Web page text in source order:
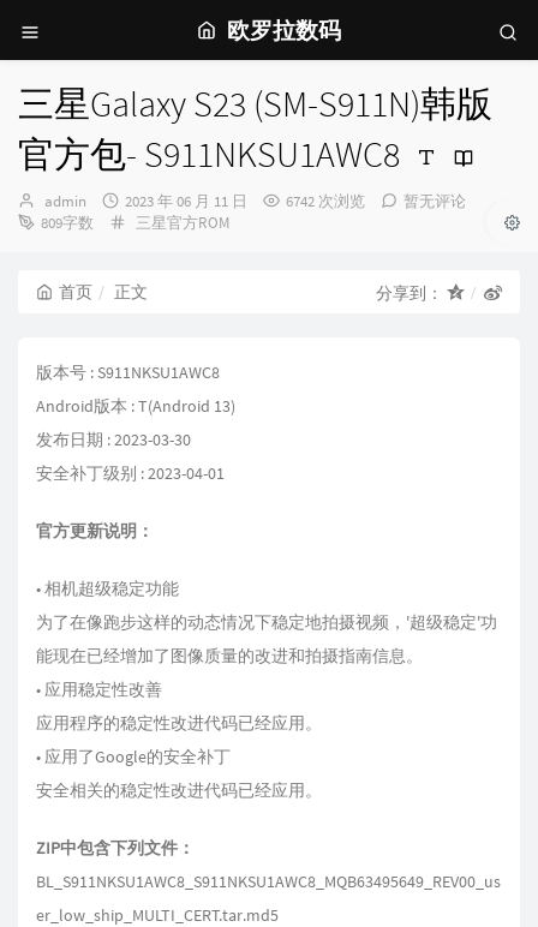
欧罗拉数码
三星Galaxy S23 (SM-S911N)韩版
官方包- S911NKSU1AWC8
博
主：
admin
发
布
2023 年 06 月 11 日 6742 次浏览
暂无评论
809字数
分
三星官方ROM
首页 正文 分享到：
版本号 : S911NKSU1AWC8
Android版本 : T(Android 13)
发布日期 : 2023-03-30
安全补丁级别 : 2023-04-01
官方更新说明：
• 相机超级稳定功能
为了在像跑步这样的动态情况下稳定地拍摄视频，'超级稳定'功
能现在已经增加了图像质量的改进和拍摄指南信息。
• 应用稳定性改善
应用程序的稳定性改进代码已经应用。
• 应用了Google的安全补丁
安全相关的稳定性改进代码已经应用。
ZIP中包含下列文件：
BL_S911NKSU1AWC8_S911NKSU1AWC8_MQB63495649_REV00_us
er_low_ship_MULTI_CERT.tar.md5